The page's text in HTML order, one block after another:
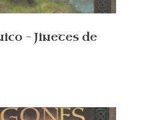
– Jinetes de